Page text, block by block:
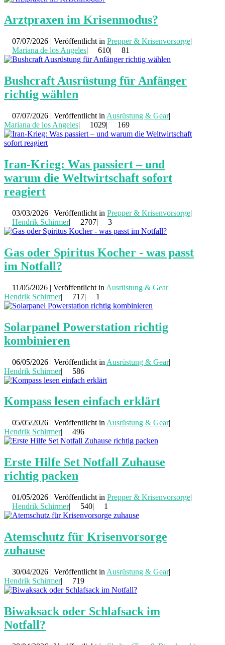
Arztpraxen im Krisenmodus?
07/07/2026 | Veröffentlicht in Prepper & Krisenvorsorge|
Mariana de los Angeles| 610| 81
Bushcraft Ausrüstung für Anfänger
richtig wählen
07/07/2026 | Veröffentlicht in Ausrüstung & Gear|
Mariana de los Angeles| 1029| 169
Iran-Krieg: Was passiert – und
warum die Weltwirtschaft sofort
reagiert
03/03/2026 | Veröffentlicht in Prepper & Krisenvorsorge|
Hendrik Schirmer| 2707| 3
Gas oder Spiritus Kocher - was passt
im Notfall?
11/05/2026 | Veröffentlicht in Ausrüstung & Gear|
Hendrik Schirmer| 717| 1
Solarpanel Powerstation richtig
kombinieren
06/05/2026 | Veröffentlicht in Ausrüstung & Gear|
Hendrik Schirmer| 586
Kompass lesen einfach erklärt
05/05/2026 | Veröffentlicht in Ausrüstung & Gear|
Hendrik Schirmer| 496
Erste Hilfe Set Notfall Zuhause
richtig packen
01/05/2026 | Veröffentlicht in Prepper & Krisenvorsorge|
Hendrik Schirmer| 540| 1
Atemschutz für Krisenvorsorge
zuhause
30/04/2026 | Veröffentlicht in Ausrüstung & Gear|
Hendrik Schirmer| 719
Biwaksack oder Schlafsack im
Notfall?